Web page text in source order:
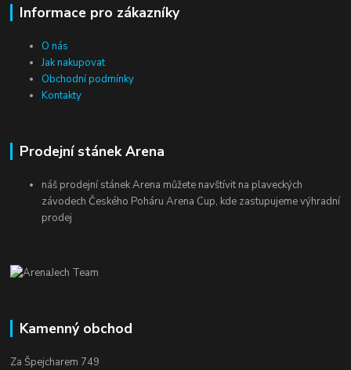
Informace pro zákazníky
O nás
Jak nakupovat
Obchodní podmínky
Kontakty
Prodejní stánek Arena
náš prodejní stánek Arena můžete navštívit na plaveckých
závodech Českého Poháru Arena Cup, kde zastupujeme výhradní
prodej
Kamenný obchod
Za Špejcharem 749